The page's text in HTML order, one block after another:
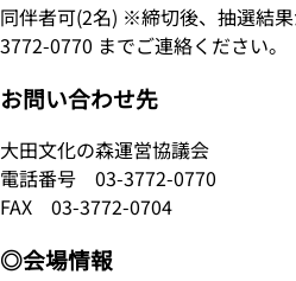
同伴者可(2名) ※締切後、抽選結
3772-0770 までご連絡ください。
お問い合わせ先
大田文化の森運営協議会
電話番号 03-3772-0770
FAX 03-3772-0704
◎会場情報